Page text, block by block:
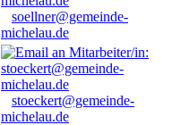
soellner@gemeinde-
michelau.de
stoeckert@gemeinde-
michelau.de